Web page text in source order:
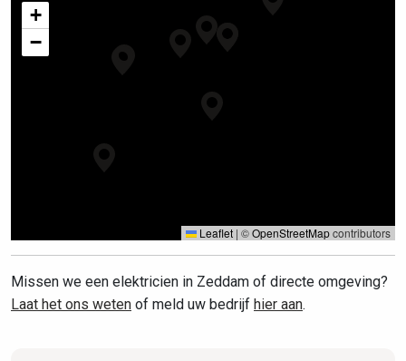
+
−
Leaflet | ©OpenStreetMapcontributors
Missen we een elektricien in Zeddam of directe omgeving?
Laat het ons weten of meld uw bedrijf hier aan.